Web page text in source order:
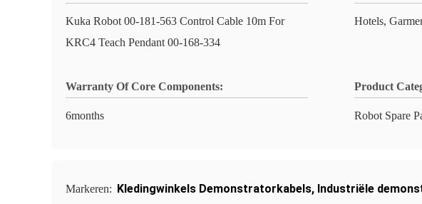
Kuka Robot 00-181-563 Control Cable 10m For
KRC4 Teach Pendant 00-168-334
Hotels,
Warranty Of Core Components:
6months
Product
Robot Spare
Markeren: Kledingwinkels Demonstratorkabels, Industriële